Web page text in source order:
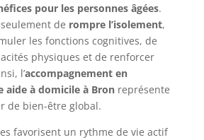
pour les personnes âgées.
de rompre l’isolement,
les fonctions cognitives, de
physiques et de renforcer
l’accompagnement en
aide à domicile à Bronreprésente
de bien-être global.
favorisent un rythme de vie actif